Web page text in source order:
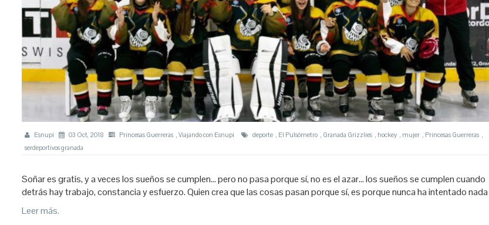
Esnupi 03 Oct, 2018 Princesas Guerreras , Viajando con Esnupi deporte , El Pulsómetro , Granada Grizzlies , hockey , mujer , Princesas Guerreras ,
serdeportivos granada
Soñar es gratis, y a veces los sueños se cumplen… pero no pasa porque sí, no es el azar… los sueños se cumplen cuando
detrás hay trabajo, constancia y esfuerzo. Quien crea que las cosas pasan porque sí, es porque nunca ha intentado nada
Leer más.